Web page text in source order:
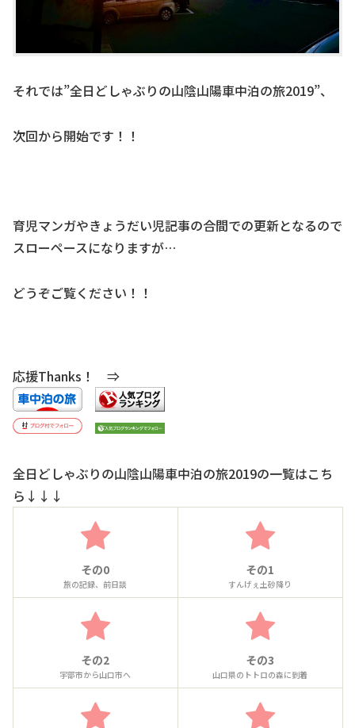
それでは”全日どしゃぶりの山陰山陽車中泊の旅2019”、
次回から開始です！！
育児マンガやきょうだい児記事の合間での更新となるので
スローペースになりますが…
どうぞご覧ください！！
応援Thanks！ ⇒
全日どしゃぶりの山陰山陽車中泊の旅2019の一覧はこち
ら↓↓↓
その0
旅の記録、前日談
その1
すんげぇ土砂降り
その2
宇部市から山口市へ
その3
山口県のトトロの森に到着